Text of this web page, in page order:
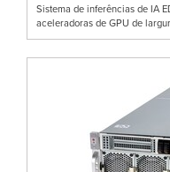
Sistema de inferências de IA
aceleradoras de GPU de